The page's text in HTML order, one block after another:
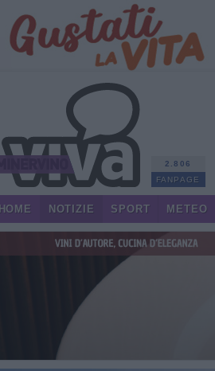
2.806
FANPAGE
HOME NOTIZIE SPORT METEO